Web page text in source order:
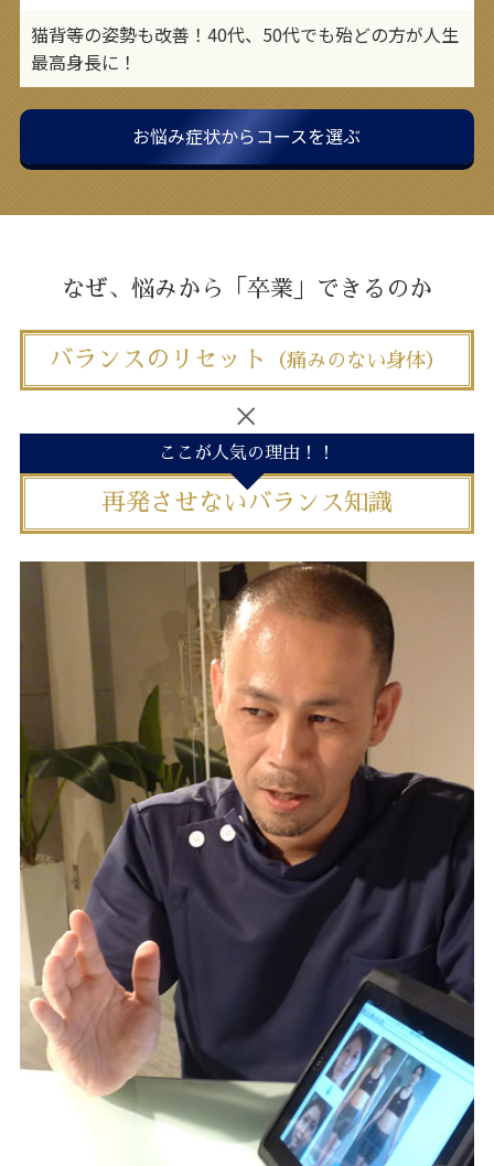
猫背等の姿勢も改善！40代、50代でも殆どの方が人生
最高身長に！
お悩み症状からコースを選ぶ
なぜ、悩みから「卒業」できるのか
バランスのリセット （痛みのない身体）
ここが人気の理由！！
再発させないバランス知識